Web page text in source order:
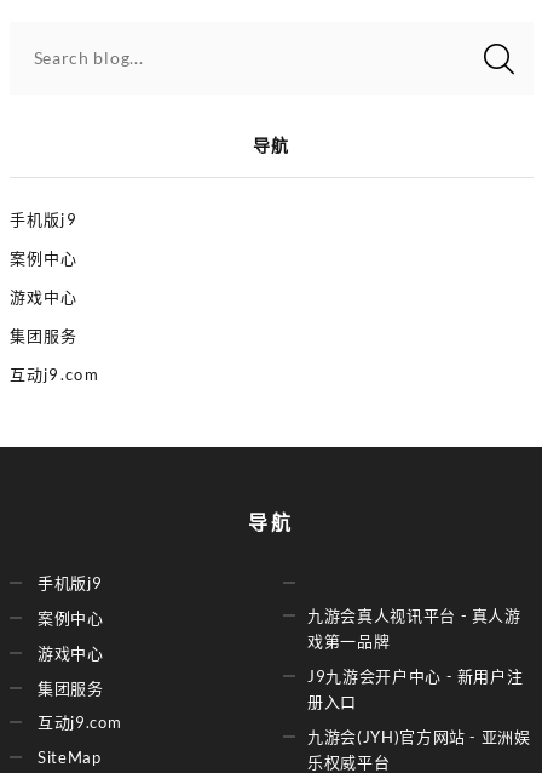
Search blog...
导航
手机版j9
案例中心
游戏中心
集团服务
互动j9.com
导航
手机版j9
案例中心
游戏中心
集团服务
互动j9.com
SiteMap
九游会真人视讯平台 - 真人游
戏第一品牌
J9九游会开户中心 - 新用户注
册入口
九游会(JYH)官方网站 - 亚洲娱
乐权威平台